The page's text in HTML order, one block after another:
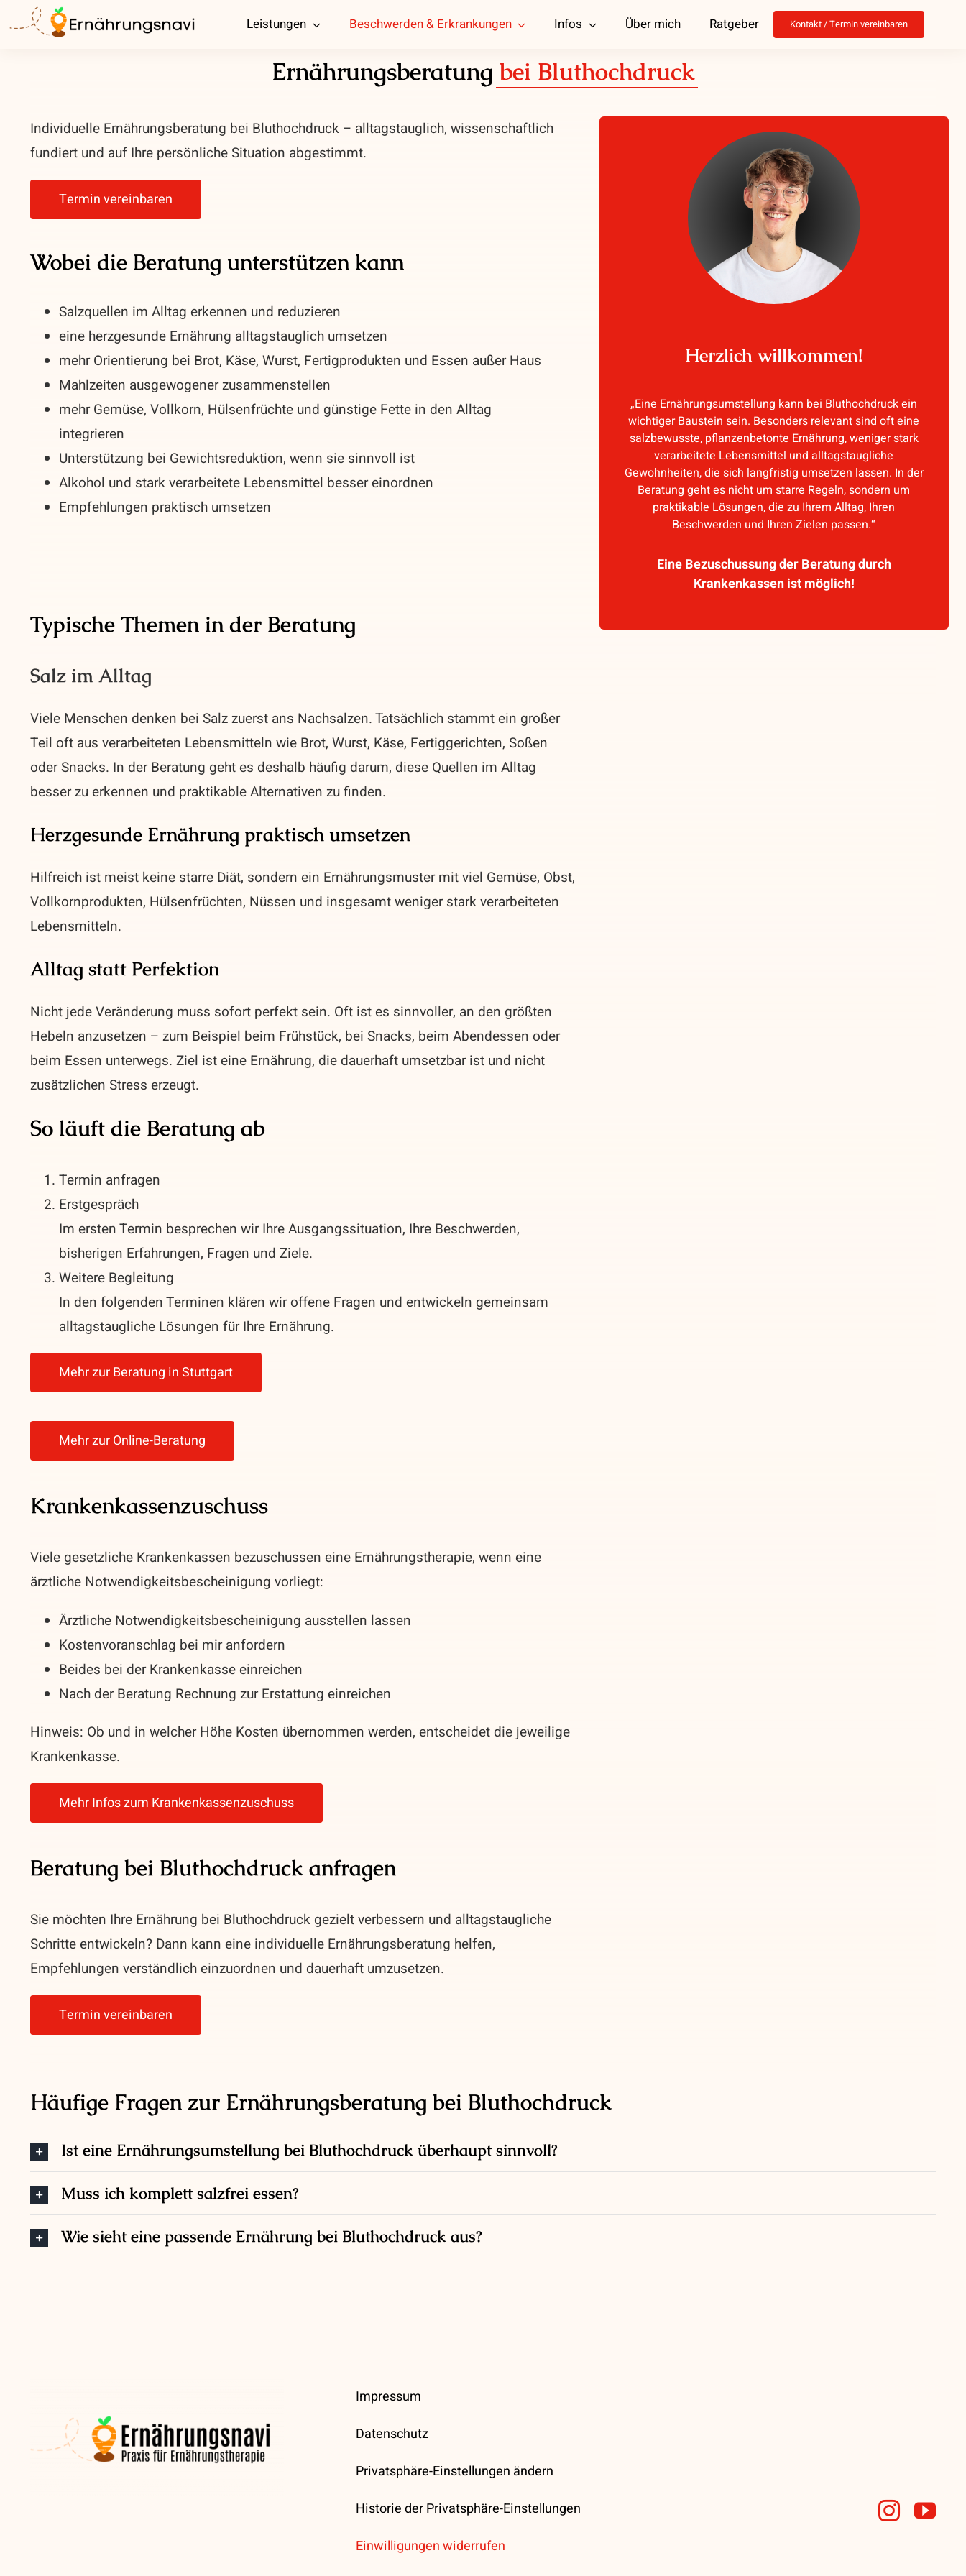
Inhalt
Leistungen Beschwerden & Erkrankungen Infos Über mich Ratgeber Kontakt / Termin vereinbaren
Ernährungsberatung bei Bluthochdruck
Individuelle Ernährungsberatung bei Bluthochdruck – alltagstauglich, wissenschaftlich
fundiert und auf Ihre persönliche Situation abgestimmt.
Termin vereinbaren
Wobei die Beratung unterstützen kann
Salzquellen im Alltag erkennen und reduzieren
eine herzgesunde Ernährung alltagstauglich umsetzen
mehr Orientierung bei Brot, Käse, Wurst, Fertigprodukten und Essen außer Haus
Mahlzeiten ausgewogener zusammenstellen
mehr Gemüse, Vollkorn, Hülsenfrüchte und günstige Fette in den Alltag
integrieren
Unterstützung bei Gewichtsreduktion, wenn sie sinnvoll ist
Alkohol und stark verarbeitete Lebensmittel besser einordnen
Empfehlungen praktisch umsetzen
Herzlich willkommen!
„Eine Ernährungsumstellung kann bei Bluthochdruck ein
wichtiger Baustein sein. Besonders relevant sind oft eine
salzbewusste, pflanzenbetonte Ernährung, weniger stark
verarbeitete Lebensmittel und alltagstaugliche
Gewohnheiten, die sich langfristig umsetzen lassen. In der
Beratung geht es nicht um starre Regeln, sondern um
praktikable Lösungen, die zu Ihrem Alltag, Ihren
Beschwerden und Ihren Zielen passen.“
Eine Bezuschussung der Beratung durch
Krankenkassen ist möglich!
Typische Themen in der Beratung
Salz im Alltag
Viele Menschen denken bei Salz zuerst ans Nachsalzen. Tatsächlich stammt ein großer
Teil oft aus verarbeiteten Lebensmitteln wie Brot, Wurst, Käse, Fertiggerichten, Soßen
oder Snacks. In der Beratung geht es deshalb häufig darum, diese Quellen im Alltag
besser zu erkennen und praktikable Alternativen zu finden.
Herzgesunde Ernährung praktisch umsetzen
Hilfreich ist meist keine starre Diät, sondern ein Ernährungsmuster mit viel Gemüse, Obst,
Vollkornprodukten, Hülsenfrüchten, Nüssen und insgesamt weniger stark verarbeiteten
Lebensmitteln.
Alltag statt Perfektion
Nicht jede Veränderung muss sofort perfekt sein. Oft ist es sinnvoller, an den größten
Hebeln anzusetzen – zum Beispiel beim Frühstück, bei Snacks, beim Abendessen oder
beim Essen unterwegs. Ziel ist eine Ernährung, die dauerhaft umsetzbar ist und nicht
zusätzlichen Stress erzeugt.
So läuft die Beratung ab
Termin anfragen
Erstgespräch
Im ersten Termin besprechen wir Ihre Ausgangssituation, Ihre Beschwerden,
bisherigen Erfahrungen, Fragen und Ziele.
Weitere Begleitung
In den folgenden Terminen klären wir offene Fragen und entwickeln gemeinsam
alltagstaugliche Lösungen für Ihre Ernährung.
Mehr zur Beratung in Stuttgart
Mehr zur Online-Beratung
Krankenkassenzuschuss
Viele gesetzliche Krankenkassen bezuschussen eine Ernährungstherapie, wenn eine
ärztliche Notwendigkeitsbescheinigung vorliegt:
Ärztliche Notwendigkeitsbescheinigung ausstellen lassen
Kostenvoranschlag bei mir anfordern
Beides bei der Krankenkasse einreichen
Nach der Beratung Rechnung zur Erstattung einreichen
Hinweis: Ob und in welcher Höhe Kosten übernommen werden, entscheidet die jeweilige
Krankenkasse.
Mehr Infos zum Krankenkassenzuschuss
Beratung bei Bluthochdruck anfragen
Sie möchten Ihre Ernährung bei Bluthochdruck gezielt verbessern und alltagstaugliche
Schritte entwickeln? Dann kann eine individuelle Ernährungsberatung helfen,
Empfehlungen verständlich einzuordnen und dauerhaft umzusetzen.
Termin vereinbaren
Häufige Fragen zur Ernährungsberatung bei Bluthochdruck
Ist eine Ernährungsumstellung bei Bluthochdruck überhaupt sinnvoll?
Muss ich komplett salzfrei essen?
Wie sieht eine passende Ernährung bei Bluthochdruck aus?
Impressum
Datenschutz
Privatsphäre-Einstellungen ändern
Historie der Privatsphäre-Einstellungen
Einwilligungen widerrufen